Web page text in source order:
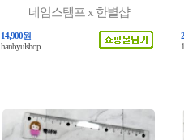
네임스탬프 x 한별샵
14,900원
hanbyulshop